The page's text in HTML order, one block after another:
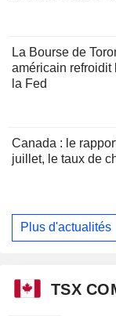
La Bourse de
américain refroidit
la Fed
Canada : le
juillet, le taux de
Plus d'actualités
TSX